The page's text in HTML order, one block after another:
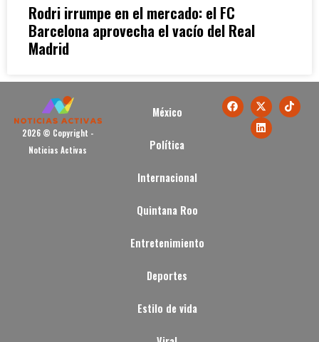
Rodri irrumpe en el mercado: el FC
Barcelona aprovecha el vacío del Real
Madrid
2026 © Copyright -
Noticias Activas
México
Política
Internacional
Quintana Roo
Entretenimiento
Deportes
Estilo de vida